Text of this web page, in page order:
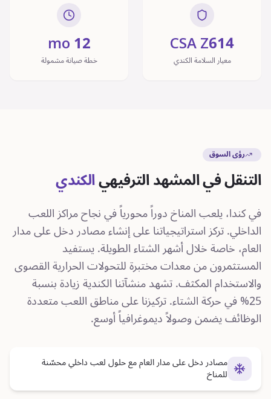
CSA Z614
معيار السلامة الكندي
12 mo
خطة صيانة مشمولة
رؤى السوق
التنقل في المشهد الترفيهيالكندي
في كندا، يلعب المناخ دوراً محورياً في نجاح مراكز اللعب
الداخلي. تركز استراتيجياتنا على إنشاء مصادر دخل على مدار
العام، خاصة خلال أشهر الشتاء الطويلة. يستفيد
المستثمرون من معدات مختبرة للتحولات الحرارية القصوى
والاستخدام المكثف. تشهد منشآتنا الكندية زيادة بنسبة
25% في حركة الشتاء. تركيزنا على مناطق اللعب متعددة
الوظائف يضمن وصولاً ديموغرافياً أوسع.
مصادر دخل على مدار العام مع حلول لعب داخلي محسّنة
للمناخ